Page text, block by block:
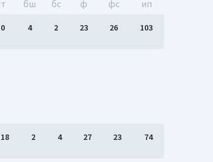
бш бc ф фс ип
4 2 23 26 103
18 2 4 27 23 74